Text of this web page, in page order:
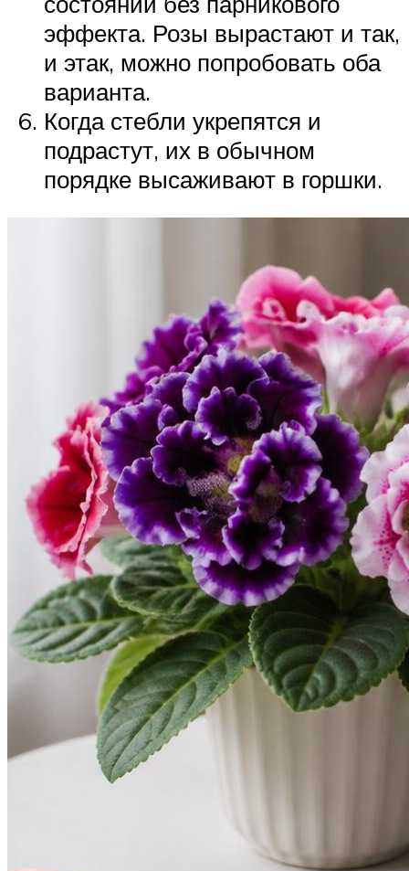
эффекта. Розы вырастают и так,
и этак, можно попробовать оба
варианта.
Когда стебли укрепятся и
подрастут, их в обычном
порядке высаживают в горшки.